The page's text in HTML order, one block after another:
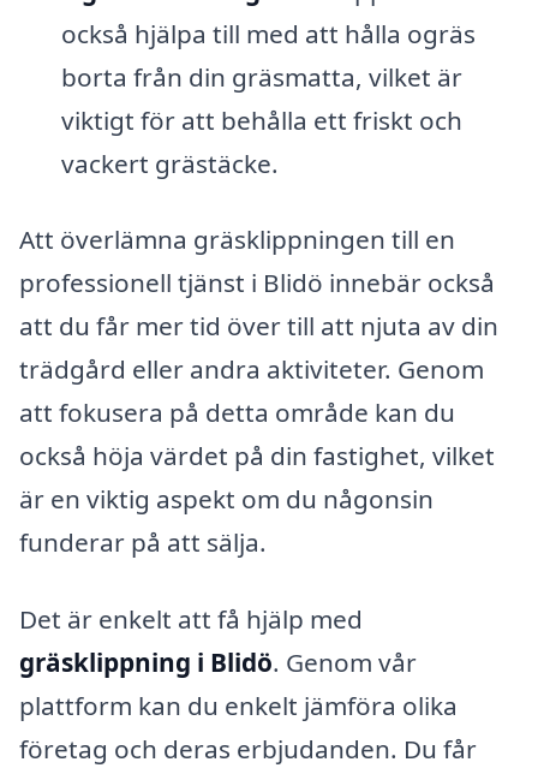
också hjälpa till med att hålla ogräs
borta från din gräsmatta, vilket är
viktigt för att behålla ett friskt och
vackert grästäcke.
Att överlämna gräsklippningen till en
professionell tjänst i Blidö innebär också
att du får mer tid över till att njuta av din
trädgård eller andra aktiviteter. Genom
att fokusera på detta område kan du
också höja värdet på din fastighet, vilket
är en viktig aspekt om du någonsin
funderar på att sälja.
Det är enkelt att få hjälp med
gräsklippning i Blidö. Genom vår
plattform kan du enkelt jämföra olika
företag och deras erbjudanden. Du får